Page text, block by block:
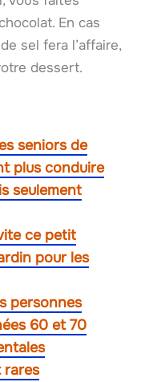
En cas
sel fera l’affaire,
dessert.
seniors de
plus conduire
seulement
ce petit
pour les
personnes
60 et 70
rares